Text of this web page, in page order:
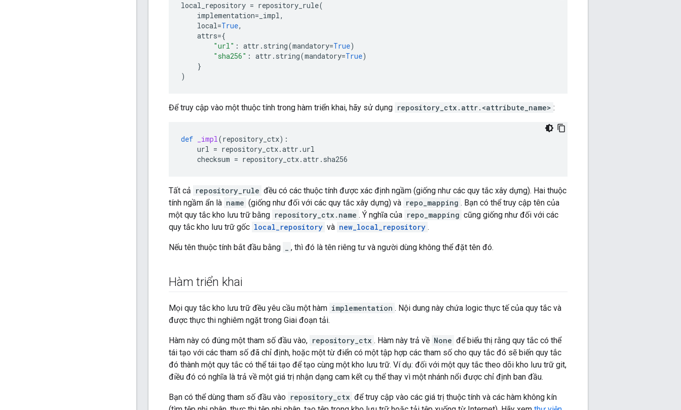
local_repository = repository_rule(
implementation= _impl,
local=True,
attrs={
"url" : attr . string(mandatory=True)
"sha256" : attr . string(mandatory=True)
}
)
Để truy cập vào một thuộc tính trong hàm triển khai, hãy sử dụng repository_ctx.attr.<attribute_name> :
def _impl(repository_ctx):
url = repository_ctx.attr .url
checksum = repository_ctx.attr . sha256
Tất cả repository_rule đều có các thuộc tính được xác định ngầm (giống như các quy tắc xây dựng). Hai thuộc
tính ngầm ẩn là name (giống như đối với các quy tắc xây dựng) và repo_mapping . Bạn có thể truy cập tên của
một quy tắc kho lưu trữ bằng repository_ctx.name . Ý nghĩa của repo_mapping cũng giống như đối với các
quy tắc kho lưu trữ gốc local_repository và new_local_repository .
Nếu tên thuộc tính bắt đầu bằng , thì đó là tên riêng tư và người dùng không thể đặt tên đó.
Hàm triển khai
Mọi quy tắc kho lưu trữ đều yêu cầu một hàm implementation . Nội dung này chứa logic thực tế của quy tắc và
được thực thi nghiêm ngặt trong Giai đoạn tải.
Hàm này có đúng một tham số đầu vào, repository_ctx . Hàm này trả về None để biểu thị rằng quy tắc có thể
tái tạo với các tham số đã chỉ định, hoặc một từ điển có một tập hợp các tham số cho quy tắc đó sẽ biến quy tắc
đó thành một quy tắc có thể tái tạo để tạo cùng một kho lưu trữ. Ví dụ: đối với một quy tắc theo dõi kho lưu trữ git,
điều đó có nghĩa là trả về một giá trị nhận dạng cam kết cụ thể thay vì một nhánh nổi được chỉ định ban đầu.
Bạn có thể dùng tham số đầu vào repository_ctx để truy cập vào các giá trị thuộc tính và các hàm không kín